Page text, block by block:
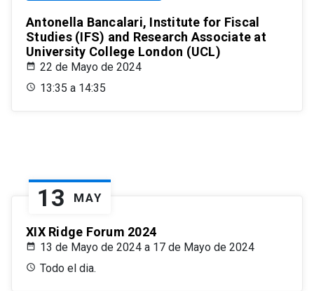
Antonella Bancalari, Institute for Fiscal
Studies (IFS) and Research Associate at
University College London (UCL)
22 de Mayo de 2024
13:35 a 14:35
13 MAY
XIX Ridge Forum 2024
13 de Mayo de 2024 a 17 de Mayo de 2024
Todo el dia.